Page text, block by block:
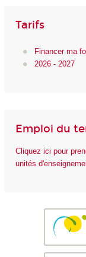
Tarifs
Financer ma
2026 - 2027
Emploi du
Cliquez ici pour
unités